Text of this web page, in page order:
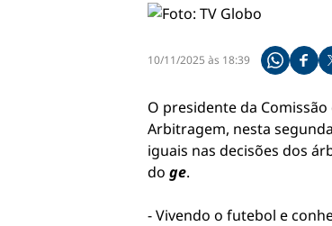
10/11/2025 às 18:39
O presidente da
Arbitragem, nesta
iguais nas decisões dos
do ge.
- Vivendo o futebol e